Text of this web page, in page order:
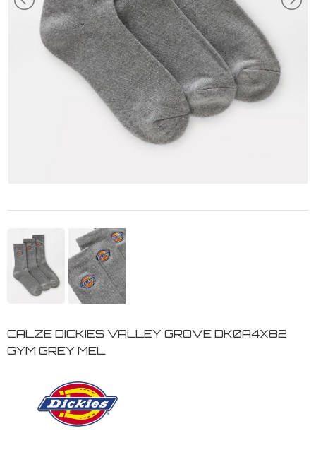
CALZE DICKIES VALLEY GROVE DK0A4X82
GYM GREY MEL